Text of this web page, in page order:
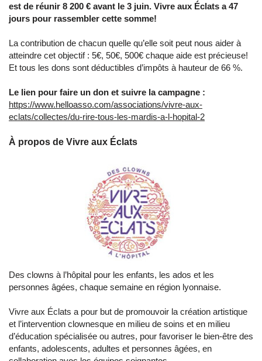
est de réunir 8 200 € avant le 3 juin. Vivre aux Éclats a 47
jours pour rassembler cette somme!
La contribution de chacun quelle qu’elle soit peut nous aider à
atteindre cet objectif : 5€, 50€, 500€ chaque aide est précieuse!
Et tous les dons sont déductibles d’impôts à hauteur de 66 %.
Le lien pour faire un don et suivre la campagne :
https://www.helloasso.com/associations/vivre-aux-
eclats/collectes/du-rire-tous-les-mardis-a-l-hopital-2
À propos de Vivre aux Éclats
Des clowns à l’hôpital pour les enfants, les ados et les
personnes âgées, chaque semaine en région lyonnaise.
Vivre aux Éclats a pour but de promouvoir la création artistique
et l’intervention clownesque en milieu de soins et en milieu
d’éducation spécialisée ou autres, pour favoriser le bien-être des
enfants, adolescents, adultes et personnes âgées, en